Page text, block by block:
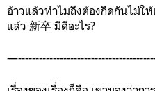
อ้าวแล้วทำไมถึงต้องกีดกันไม่ให้
แล้ว 新卒 มีดีอะไร?